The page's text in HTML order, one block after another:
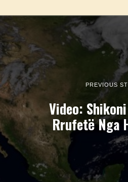
PREVIOUS
Video:
Rrufetë Nga